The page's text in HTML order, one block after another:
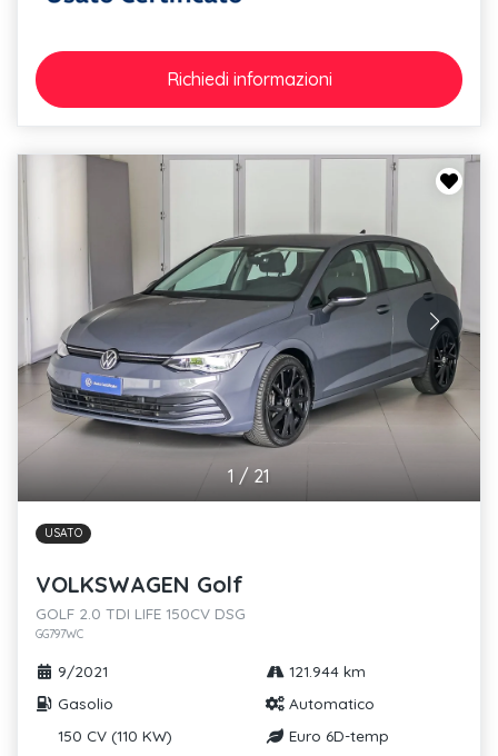
Richiedi informazioni
1 / 21
USATO
VOLKSWAGEN Golf
GOLF 2.0 TDI LIFE 150CV DSG
GG797WC
9/2021
121.944 km
Gasolio
Automatico
150 CV (110 KW)
Euro 6D-temp